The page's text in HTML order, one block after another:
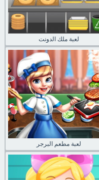
لعبة ملك الدونت
لعبة مطعم البرجر